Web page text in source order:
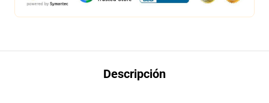
Descripción